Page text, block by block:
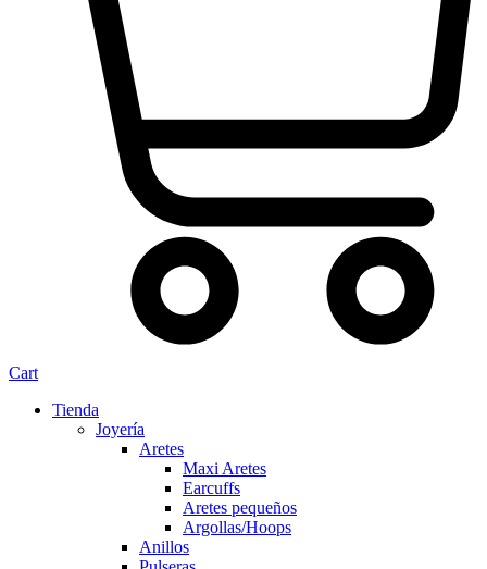
Cart
Tienda
Joyería
Aretes
Maxi Aretes
Earcuffs
Aretes pequeños
Argollas/Hoops
Anillos